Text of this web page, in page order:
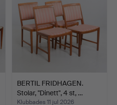
BERTIL FRIDHAGEN.
Stolar, "Dinett", 4 st, …
Klubbades 11 jul 2026